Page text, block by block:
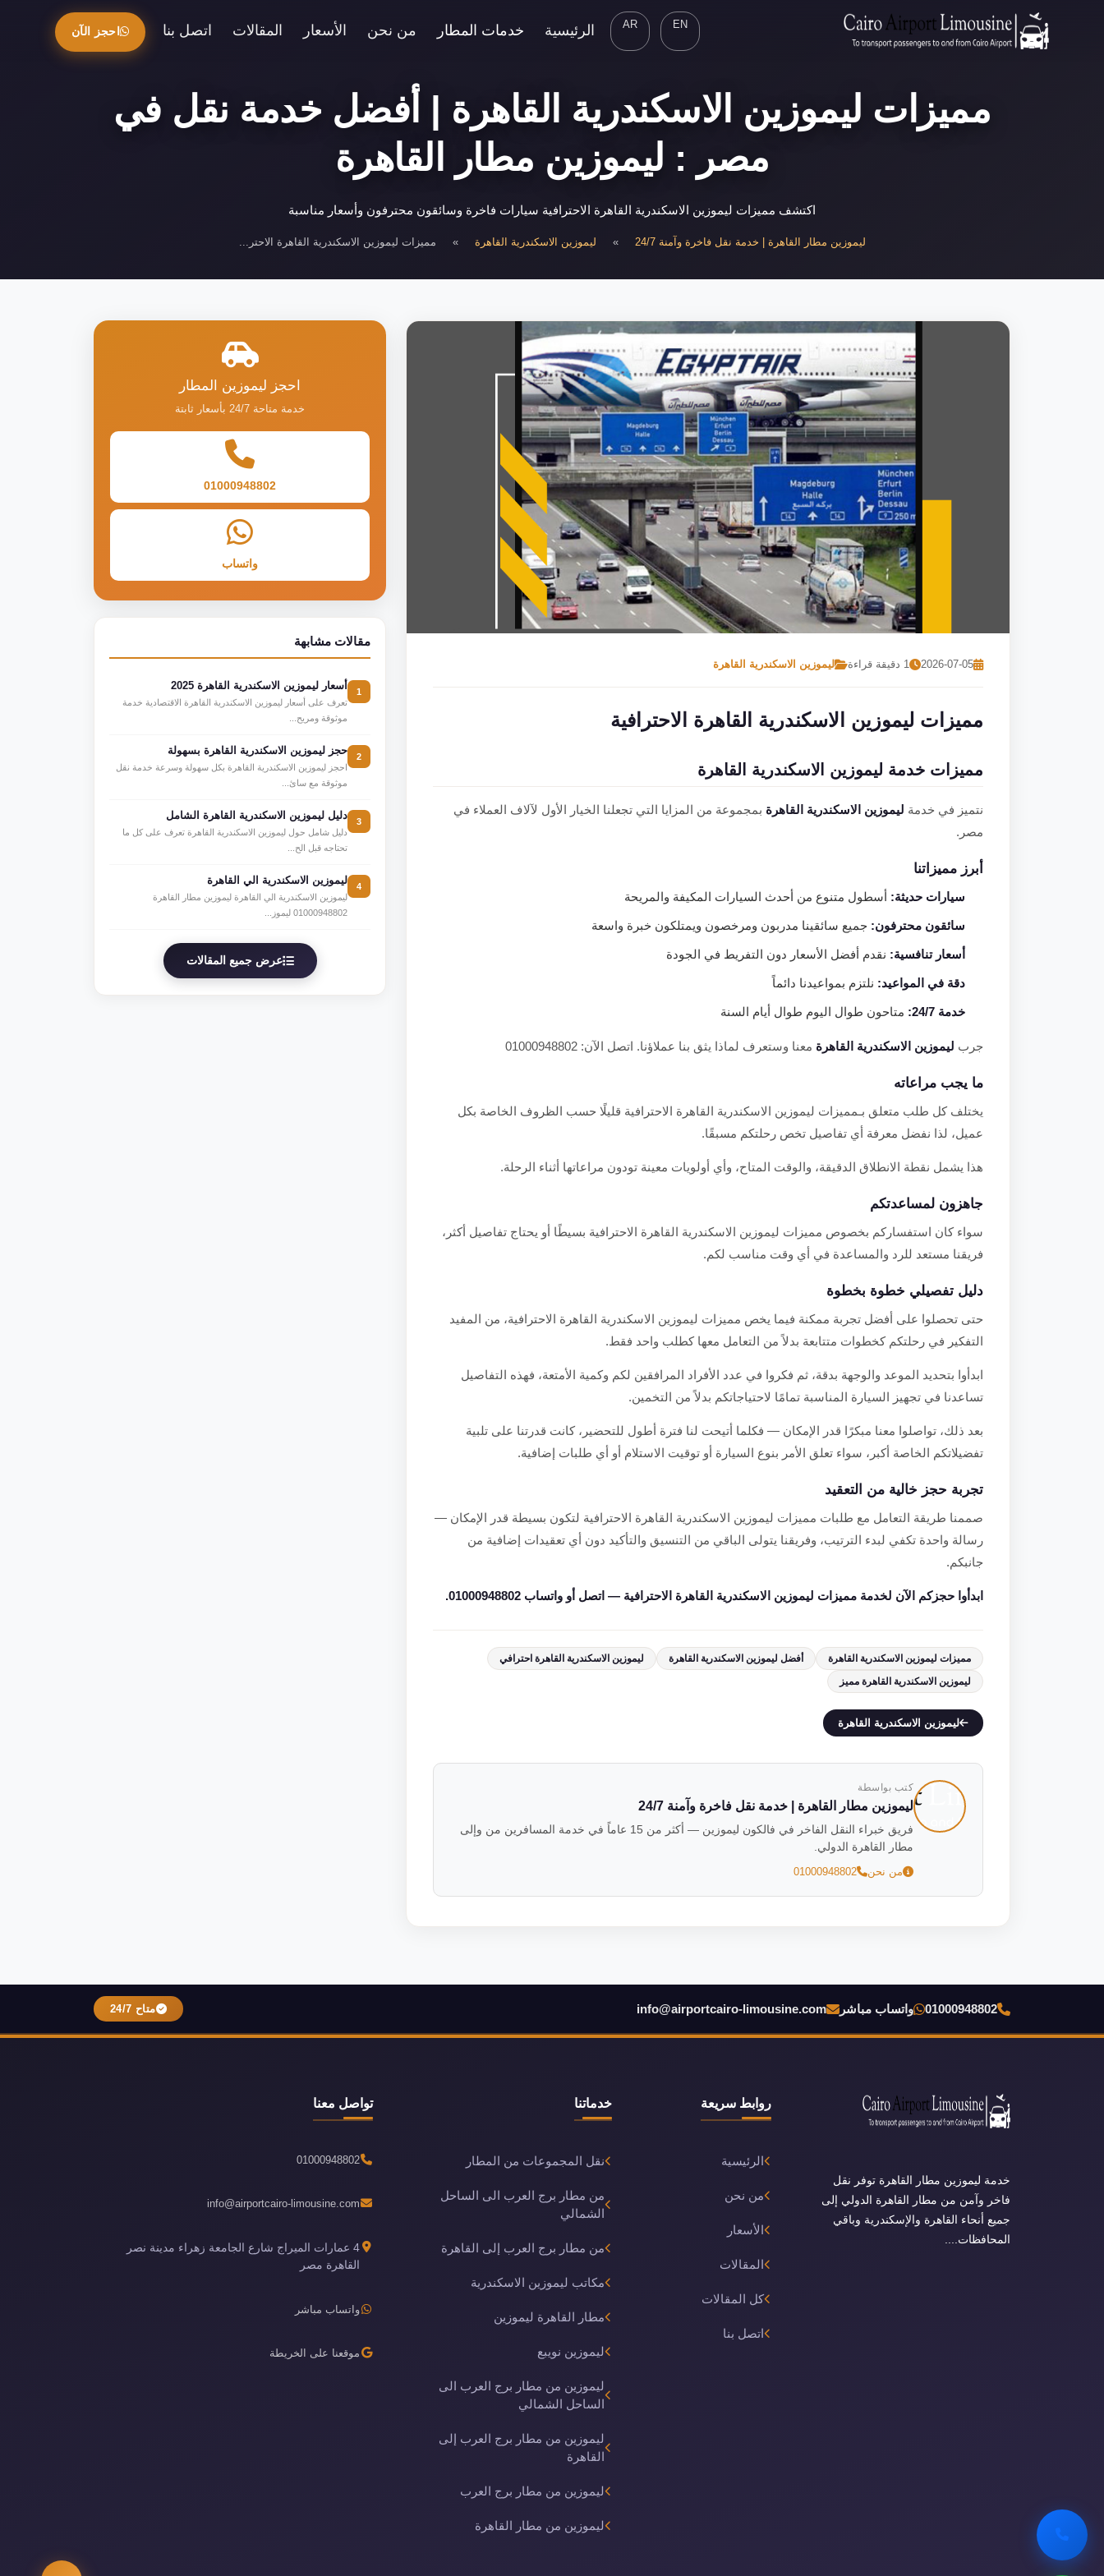
EN
AR الرئيسية خدمات المطار من نحن الأسعار المقالات اتصل بنا احجز الآن
مميزات ليموزين الاسكندرية القاهرة | أفضل خدمة نقل في
مصر : ليموزين مطار القاهرة
اكتشف مميزات ليموزين الاسكندرية القاهرة الاحترافية سيارات فاخرة وسائقون محترفون وأسعار مناسبة
ليموزين مطار القاهرة | خدمة نقل فاخرة وآمنة 24/7 » ليموزين الاسكندرية القاهرة » مميزات ليموزين الاسكندرية القاهرة الاحتر...
2026-07-05 1 دقيقة قراءة ليموزين الاسكندرية القاهرة
مميزات ليموزين الاسكندرية القاهرة الاحترافية
مميزات خدمة ليموزين الاسكندرية القاهرة
نتميز في خدمة ليموزين الاسكندرية القاهرة بمجموعة من المزايا التي تجعلنا الخيار الأول لآلاف العملاء في
مصر.
أبرز مميزاتنا
سيارات حديثة: أسطول متنوع من أحدث السيارات المكيفة والمريحة
سائقون محترفون: جميع سائقينا مدربون ومرخصون ويمتلكون خبرة واسعة
أسعار تنافسية: نقدم أفضل الأسعار دون التفريط في الجودة
دقة في المواعيد: نلتزم بمواعيدنا دائماً
خدمة 24/7: متاحون طوال اليوم طوال أيام السنة
جرب ليموزين الاسكندرية القاهرة معنا وستعرف لماذا يثق بنا عملاؤنا. اتصل الآن: 01000948802
ما يجب مراعاته
يختلف كل طلب متعلق بـمميزات ليموزين الاسكندرية القاهرة الاحترافية قليلًا حسب الظروف الخاصة بكل
عميل، لذا نفضل معرفة أي تفاصيل تخص رحلتكم مسبقًا.
هذا يشمل نقطة الانطلاق الدقيقة، والوقت المتاح، وأي أولويات معينة تودون مراعاتها أثناء الرحلة.
جاهزون لمساعدتكم
سواء كان استفساركم بخصوص مميزات ليموزين الاسكندرية القاهرة الاحترافية بسيطًا أو يحتاج تفاصيل أكثر،
فريقنا مستعد للرد والمساعدة في أي وقت مناسب لكم.
دليل تفصيلي خطوة بخطوة
حتى تحصلوا على أفضل تجربة ممكنة فيما يخص مميزات ليموزين الاسكندرية القاهرة الاحترافية، من المفيد
التفكير في رحلتكم كخطوات متتابعة بدلاً من التعامل معها كطلب واحد فقط.
ابدأوا بتحديد الموعد والوجهة بدقة، ثم فكروا في عدد الأفراد المرافقين لكم وكمية الأمتعة، فهذه التفاصيل
تساعدنا في تجهيز السيارة المناسبة تمامًا لاحتياجاتكم بدلاً من التخمين.
بعد ذلك، تواصلوا معنا مبكرًا قدر الإمكان — فكلما أتيحت لنا فترة أطول للتحضير، كانت قدرتنا على تلبية
تفضيلاتكم الخاصة أكبر، سواء تعلق الأمر بنوع السيارة أو توقيت الاستلام أو أي طلبات إضافية.
تجربة حجز خالية من التعقيد
صممنا طريقة التعامل مع طلبات مميزات ليموزين الاسكندرية القاهرة الاحترافية لتكون بسيطة قدر الإمكان —
رسالة واحدة تكفي لبدء الترتيب، وفريقنا يتولى الباقي من التنسيق والتأكيد دون أي تعقيدات إضافية من
جانبكم.
ابدأوا حجزكم الآن لخدمة مميزات ليموزين الاسكندرية القاهرة الاحترافية — اتصل أو واتساب 01000948802.
مميزات ليموزين الاسكندرية القاهرة أفضل ليموزين الاسكندرية القاهرة
ليموزين الاسكندرية القاهرة احترافي
ليموزين الاسكندرية القاهرة مميز
ليموزين الاسكندرية القاهرة
كتب بواسطة
ليموزين مطار القاهرة | خدمة نقل فاخرة وآمنة 24/7
فريق خبراء النقل الفاخر في فالكون ليموزين — أكثر من 15 عاماً في خدمة المسافرين من وإلى
مطار القاهرة الدولي.
من نحن
01000948802
احجز ليموزين المطار
خدمة متاحة 24/7 بأسعار ثابتة
01000948802
واتساب
مقالات مشابهة
1 أسعار ليموزين الاسكندرية القاهرة 2025
تعرف على أسعار ليموزين الاسكندرية القاهرة الاقتصادية خدمة
موثوقة ومريح...
2 حجز ليموزين الاسكندرية القاهرة بسهولة
احجز ليموزين الاسكندرية القاهرة بكل سهولة وسرعة خدمة نقل
موثوقة مع سائ...
3 دليل ليموزين الاسكندرية القاهرة الشامل
دليل شامل حول ليموزين الاسكندرية القاهرة تعرف على كل ما
تحتاجه قبل الح...
4 ليموزين الاسكندرية الي القاهرة
ليموزين الاسكندرية الي القاهرة ليموزين مطار القاهرة
01000948802 ليموز...
عرض جميع المقالات
01000948802 واتساب مباشر info@airportcairo-limousine.com متاح 24/7
خدمة ليموزين مطار القاهرة توفر نقل
فاخر وآمن من مطار القاهرة الدولي إلى
جميع أنحاء القاهرة والإسكندرية وباقي
المحافظات....
روابط سريعة
الرئيسية
من نحن
الأسعار
المقالات
كل المقالات
اتصل بنا
خدماتنا
نقل المجموعات من المطار
من مطار برج العرب الى الساحل
الشمالي
من مطار برج العرب إلى القاهرة
مكاتب ليموزين الاسكندرية
مطار القاهرة ليموزين
ليموزين نويبع
ليموزين من مطار برج العرب الى
الساحل الشمالي
ليموزين من مطار برج العرب إلى
القاهرة
ليموزين من مطار برج العرب
ليموزين من مطار القاهرة
تواصل معنا
01000948802
info@airportcairo-limousine.com
4 عمارات الميراج شارع الجامعة زهراء مدينة نصر
القاهرة مصر
واتساب مباشر
موقعنا على الخريطة